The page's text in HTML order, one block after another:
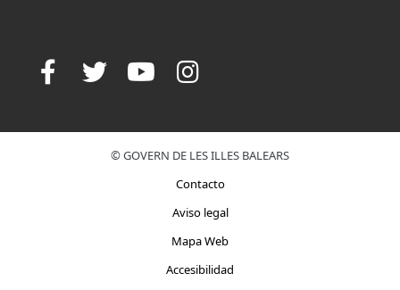
© GOVERN DE LES ILLES BALEARS
Contacto
Aviso legal
Mapa Web
Accesibilidad